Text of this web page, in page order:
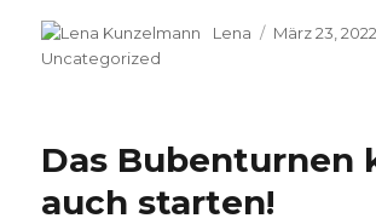
Autor
Lena
Veröffentlicht
März 23, 2022
Uncategorized
Das Bubenturnen
auch starten!